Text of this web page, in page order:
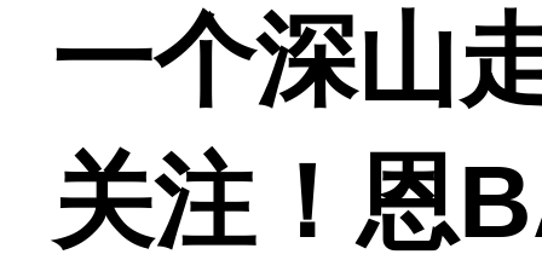
一个深山
关注！恩